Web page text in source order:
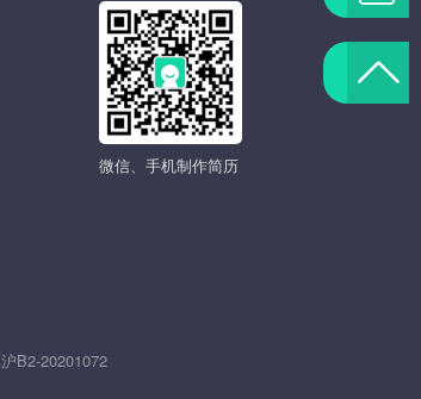
微信、手机制作简历
沪B2-20201072
客
服
题
反
返